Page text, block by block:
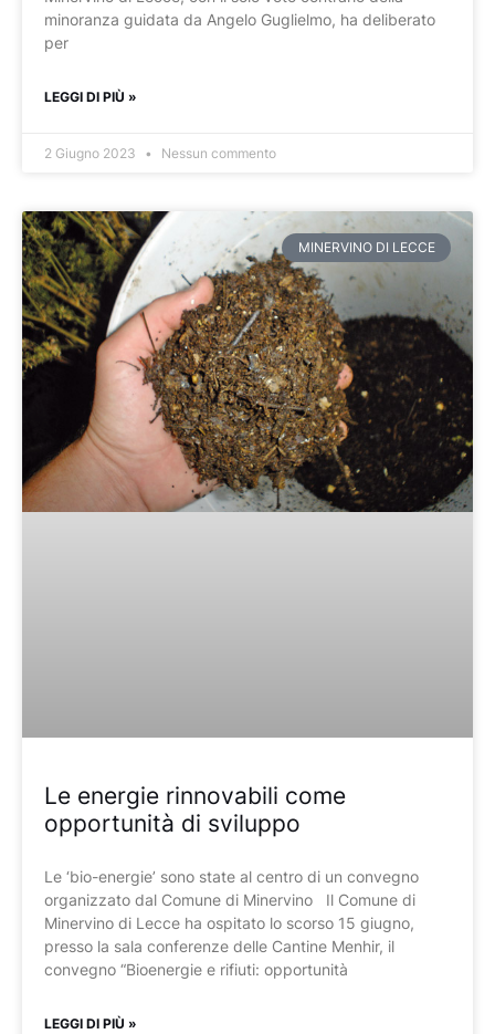
minoranza guidata da Angelo Guglielmo, ha deliberato
per
LEGGI DI PIÙ »
2 Giugno 2023 Nessun commento
MINERVINO DI LECCE
Le energie rinnovabili come
opportunità di sviluppo
Le ‘bio-energie’ sono state al centro di un convegno
organizzato dal Comune di Minervino Il Comune di
Minervino di Lecce ha ospitato lo scorso 15 giugno,
presso la sala conferenze delle Cantine Menhir, il
convegno “Bioenergie e rifiuti: opportunità
LEGGI DI PIÙ »